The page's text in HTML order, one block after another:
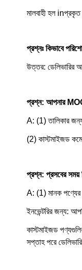
মালবাহী হল inপ্রকৃত
প্রশ্নঃ কিভাবে
উত্তর:
প্রশ্ন: আপনার
A: (1) তালিকার
(2) কাস্টমাইজড
প্রশ্ন: প্রসবের সময়
A: (1) মানক
ইনভেন্টরির জন্য:
কাস্টমাইজড
সপ্তাহ পরে